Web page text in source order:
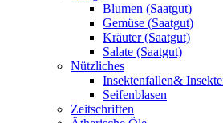
Blumen (Saatgut)
Gemüse (Saatgut)
Kräuter (Saatgut)
Salate (Saatgut)
Nützliches
Insektenfallen&
Seifenblasen
Zeitschriften